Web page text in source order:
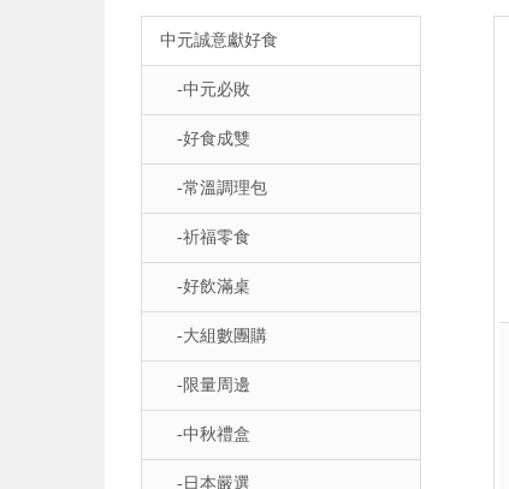
中元誠意獻好食
-中元必敗
-好食成雙
-常溫調理包
-祈福零食
-好飲滿桌
-大組數團購
-限量周邊
-中秋禮盒
-日本嚴選